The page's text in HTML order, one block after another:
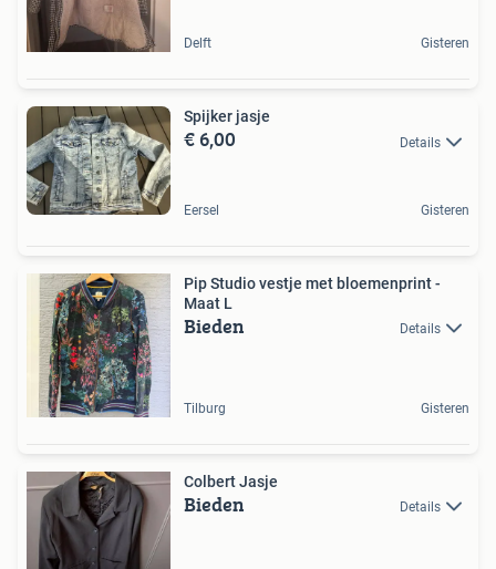
Delft Gisteren
Spijker jasje
€ 6,00 Details
Eersel Gisteren
Pip Studio vestje met bloemenprint -
Maat L
Bieden Details
Tilburg Gisteren
Colbert Jasje
Bieden Details